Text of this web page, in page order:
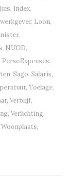
, Index,
, Loon,
,
, NUOD,
PersoExpenses,
, Sago, Salaris,
, Toelage,
, Verblijf,
, Verlichting,
Woonplaats,